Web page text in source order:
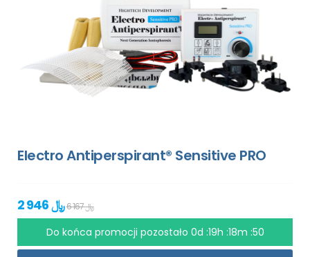
Electro Antiperspirant® Sensitive PRO
2 946 ﷼ 6 167 ﷼
Do końca promocji pozostało 0d :19h :18m :49